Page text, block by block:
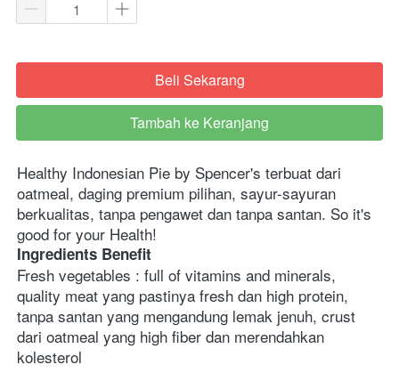
`Beli Sekarang
`
Tambah ke Keranjang
Healthy Indonesian Pie by Spencer's terbuat dari
oatmeal, daging premium pilihan, sayur-sayuran
berkualitas, tanpa pengawet dan tanpa santan. So it's
good for your Health!
Ingredients Benefit
Fresh vegetables : full of vitamins and minerals,
quality meat yang pastinya fresh dan high protein,
tanpa santan yang mengandung lemak jenuh, crust
dari oatmeal yang high fiber dan merendahkan
kolesterol